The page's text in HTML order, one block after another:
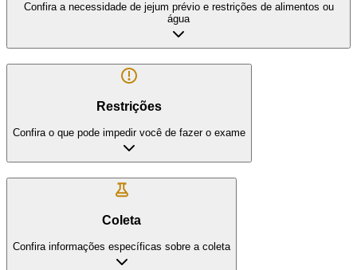
Confira a necessidade de jejum prévio e restrições de alimentos ou
água
Restrições
Confira o que pode impedir você de fazer o exame
Coleta
Confira informações específicas sobre a coleta